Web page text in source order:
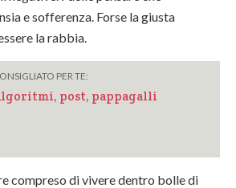
e sofferenza. Forse la giusta
la rabbia.
PER TE:
post, pappagalli
compreso di vivere dentro bolle di